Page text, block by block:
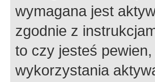
wymagana jest
zgodnie z
to czy jesteś
wykorzystania